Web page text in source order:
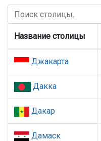
Название столицы
Джакарта
Дакка
Дакар
Дамаск